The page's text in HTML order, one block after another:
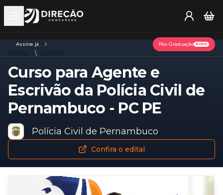
Open main menu
Assine já Pós-Graduação NOVO
Curso para Agente e
Escrivão da Polícia Civil de
Pernambuco - PC PE
Polícia Civil de Pernambuco
Confira o edital